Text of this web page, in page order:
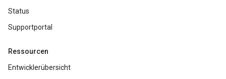
Status
Supportportal
Ressourcen
Entwicklerübersicht